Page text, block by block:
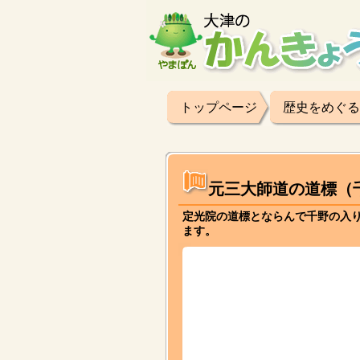
トップページ 歴史をめぐ
元三大師道の道標（
定光院の道標とならんで千野の入
ます。